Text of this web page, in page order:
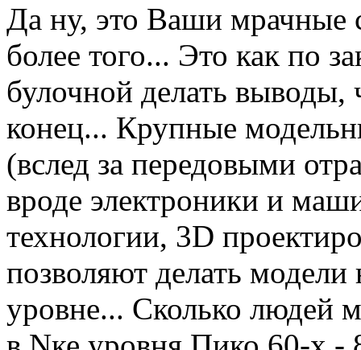
Да ну, это Ваши мрачные
более того... Это как по
булочной делать выводы,
конец... Крупные
(вслед за передовыми
вроде электроники и
технологии, 3D
позволяют делать
уровне... Сколько людей